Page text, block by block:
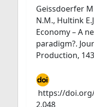
Geissdoerfer
N.M., Hultink
Economy – A
paradigm?.
Production,
https://
2.048